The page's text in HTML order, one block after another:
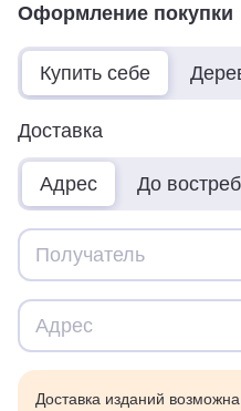
Оформление покупки
Купить себе
Доставка
Адрес До
Доставка изданий